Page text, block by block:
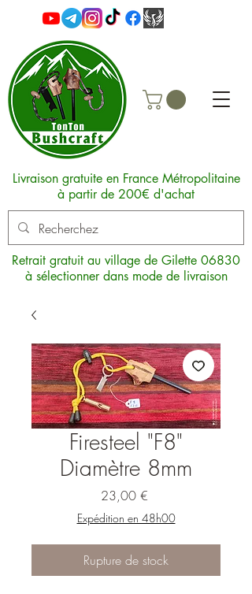
Livraison gratuite en France Métropolitaine
à partir de 200€ d'achat
Retrait gratuit au village de Gilette 06830
à sélectionner dans mode de livraison
Firesteel "F8"
Diamètre 8mm
23,00 €Prix
Expédition en 48h00
Rupture de stock